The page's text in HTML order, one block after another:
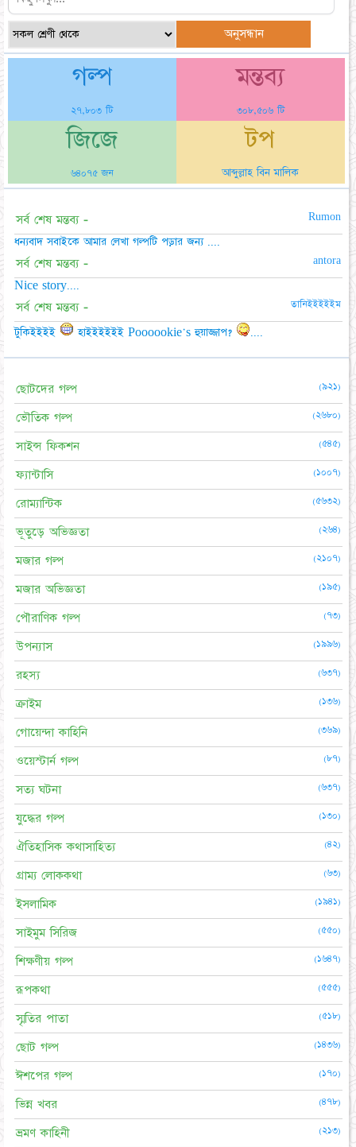
গল্প
২৭,৮০৩ টি
মন্তব্য
৩০৮,৫০৬ টি
জিজে
৬৪০৭৫ জন
টপ
আব্দুল্লাহ বিন মালিক
সর্ব শেষ মন্তব্য - Rumon
ধন্যবাদ সবাইকে আমার লেখা গল্পটি পড়ার জন্য ....
সর্ব শেষ মন্তব্য - antora
Nice story....
সর্ব শেষ মন্তব্য - তানিইইইইইম
টুকিইইইই হাইইইইইই Poooookie's হুয়াজ্জাপ?
ছোটদের গল্প (৯২১)
ভৌতিক গল্প (২৬৮০)
সাইন্স ফিকশন (৫৪৫)
ফ্যান্টাসি (১০০৭)
রোম্যান্টিক (৫৬৩২)
ভূতুড়ে অভিজ্ঞতা (২৬৪)
মজার গল্প (২১০৭)
মজার অভিজ্ঞতা (১৯৫)
পৌরাণিক গল্প (৭৩)
উপন্যাস (১৯৯৬)
রহস্য (৬৩৭)
ক্রাইম (১৩৬)
গোয়েন্দা কাহিনি (৩৬৯)
ওয়েস্টার্ন গল্প (৮৭)
সত্য ঘটনা (৬৩৭)
যুদ্ধের গল্প (১৩০)
ঐতিহাসিক কথাসাহিত্য (৪২)
গ্রাম্য লোককথা (৬৩)
ইসলামিক (১৯৪১)
সাইমুম সিরিজ (৫৫০)
শিক্ষণীয় গল্প (১৬৪৭)
রূপকথা (৫৫৫)
স্মৃতির পাতা (৫১৮)
ছোট গল্প (১৪৩৬)
ঈশপের গল্প (১৭০)
ভিন্ন খবর (৪৭৮)
ভ্রমণ কাহিনী (২১৩)